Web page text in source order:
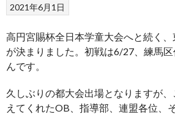
2021年6月1日
高円宮賜杯全日本学童大会へと続く
が決まりました。初戦は6/27、練馬
んです。
久しぶりの都大会出場となりますが
えてくれたOB、指導部、連盟各位、